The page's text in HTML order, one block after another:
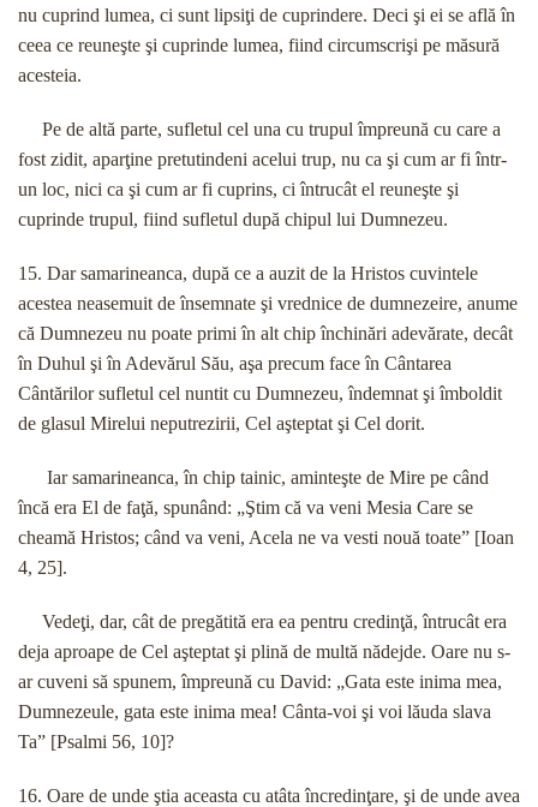
nu cuprind lumea, ci sunt lipsiţi de cuprindere. Deci şi ei se află în
ceea ce reuneşte şi cuprinde lumea, fiind circumscrişi pe măsură
acesteia.
Pe de altă parte, sufletul cel una cu trupul împreună cu care a
fost zidit, aparţine pretutindeni acelui trup, nu ca şi cum ar fi într-
un loc, nici ca şi cum ar fi cuprins, ci întrucât el reuneşte şi
cuprinde trupul, fiind sufletul după chipul lui Dumnezeu.
15. Dar samarineanca, după ce a auzit de la Hristos cuvintele
acestea neasemuit de însemnate şi vrednice de dumnezeire, anume
că Dumnezeu nu poate primi în alt chip închinări adevărate, decât
în Duhul şi în Adevărul Său, aşa precum face în Cântarea
Cântărilor sufletul cel nuntit cu Dumnezeu, îndemnat şi îmboldit
de glasul Mirelui neputrezirii, Cel aşteptat şi Cel dorit.
Iar samarineanca, în chip tainic, aminteşte de Mire pe când
încă era El de faţă, spunând: „Ştim că va veni Mesia Care se
cheamă Hristos; când va veni, Acela ne va vesti nouă toate” [Ioan
4, 25].
Vedeţi, dar, cât de pregătită era ea pentru credinţă, întrucât era
deja aproape de Cel aşteptat şi plină de multă nădejde. Oare nu s-
ar cuveni să spunem, împreună cu David: „Gata este inima mea,
Dumnezeule, gata este inima mea! Cânta-voi şi voi lăuda slava
Ta” [Psalmi 56, 10]?
16. Oare de unde ştia aceasta cu atâta încredinţare, şi de unde avea